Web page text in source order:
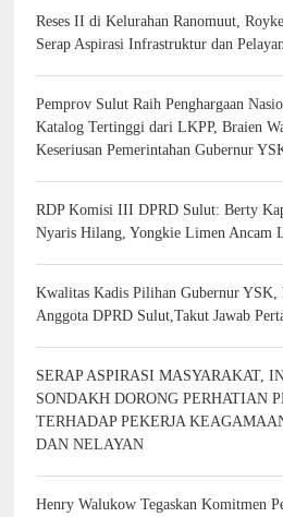
Reses II di Kelurahan Ranomuut,
Serap Aspirasi Infrastruktur dan
Pemprov Sulut Raih Penghargaan
Katalog Tertinggi dari LKPP, Braien
Keseriusan Pemerintahan Gubernur
RDP Komisi III DPRD Sulut: Berty
Nyaris Hilang, Yongkie Limen Ancam
Kwalitas Kadis Pilihan Gubernur YSK,
Anggota DPRD Sulut,Takut Jawab
SERAP ASPIRASI MASYARAKAT,
SONDAKH DORONG PERHATIAN
TERHADAP PEKERJA
DAN NELAYAN
Henry Walukow Tegaskan Komitmen